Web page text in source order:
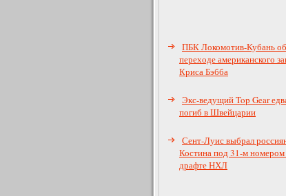
ПБК Локомотив-Кубань
переходе американского
Криса Бэбба
Экс-ведущий Top Gear
погиб в Швейцарии
Сент-Луис выбрал
Костина под 31-м номером
драфте НХЛ